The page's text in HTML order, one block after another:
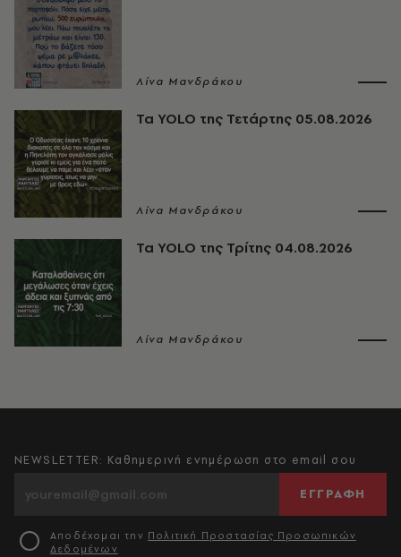
Λίνα Μανδράκου
Τα YOLO της Τετάρτης 05.08.2026
Λίνα Μανδράκου
Τα YOLO της Τρίτης 04.08.2026
Λίνα Μανδράκου
NEWSLETTER: Καθημερινή ενημέρωση στο email σου
ΕΓΓΡΑΦΗ
Αποδέχομαι την Πολιτική Προστασίας Προσωπικών
Δεδομένων